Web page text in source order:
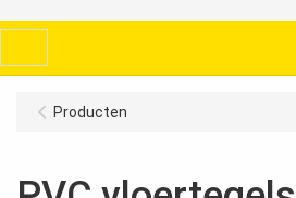
Producten